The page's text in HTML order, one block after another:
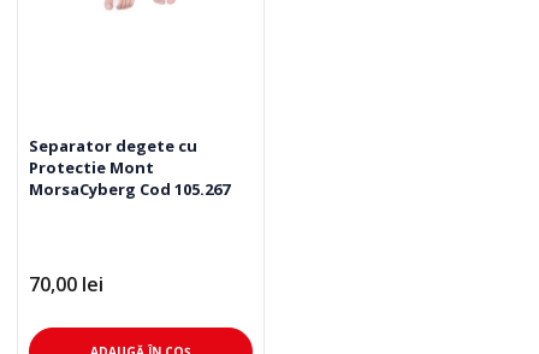
Separator degete cu
Protectie Mont
MorsaCyberg Cod 105.267
70,00 lei